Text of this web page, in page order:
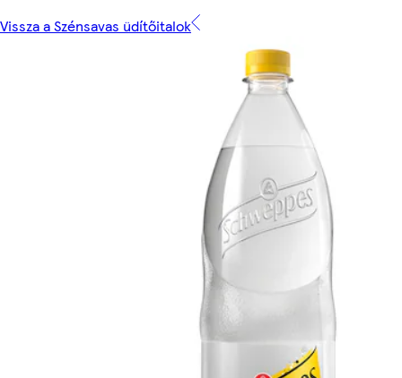
Vissza a Szénsavas üdítőitalok